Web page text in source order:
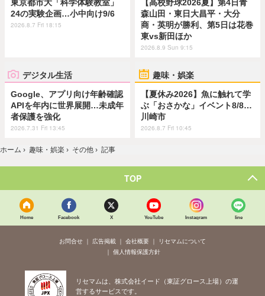
東京都市大「科学体験教室」
24の実験企画…小中向け9/6
2026.8.7 Fri 18:15
【高校野球2026夏】第4日青
森山田・東日大昌平・大分
商・英明が勝利、第5日は花巻
東vs新田ほか
2026.8.9 Sun 9:15
デジタル生活
Google、アプリ向け年齢確認
APIを年内に世界展開…未成年
者保護を強化
2026.7.31 Fri 13:45
趣味・娯楽
【夏休み2026】魚に触れて学
ぶ「おさかな」イベント8/8…
川崎市
2026.8.7 Fri 10:45
ホーム › 趣味・娯楽 › その他 › 記事
TOP
Home Facebook X YouTube Instagram line
お問合せ 広告掲載 会社概要
リセマムについて
個人情報保護方針
リセマムは、株式会社イード（東証グロース上場）の運
営するサービスです。